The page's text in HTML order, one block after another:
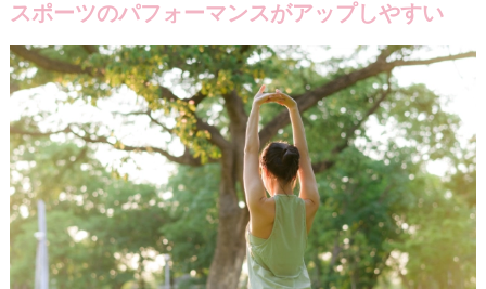
スポーツのパフォーマンスがアップしやすい